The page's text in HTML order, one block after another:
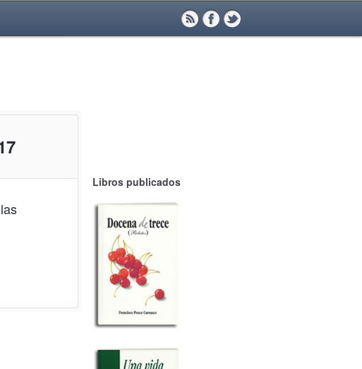
Libros publicados